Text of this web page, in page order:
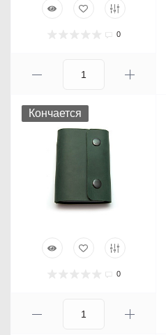
0
Кончается
0